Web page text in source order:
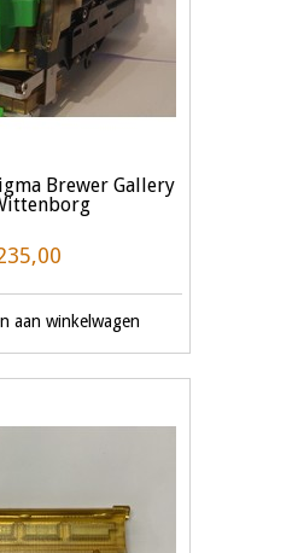
Brewer Gallery
aan winkelwagen